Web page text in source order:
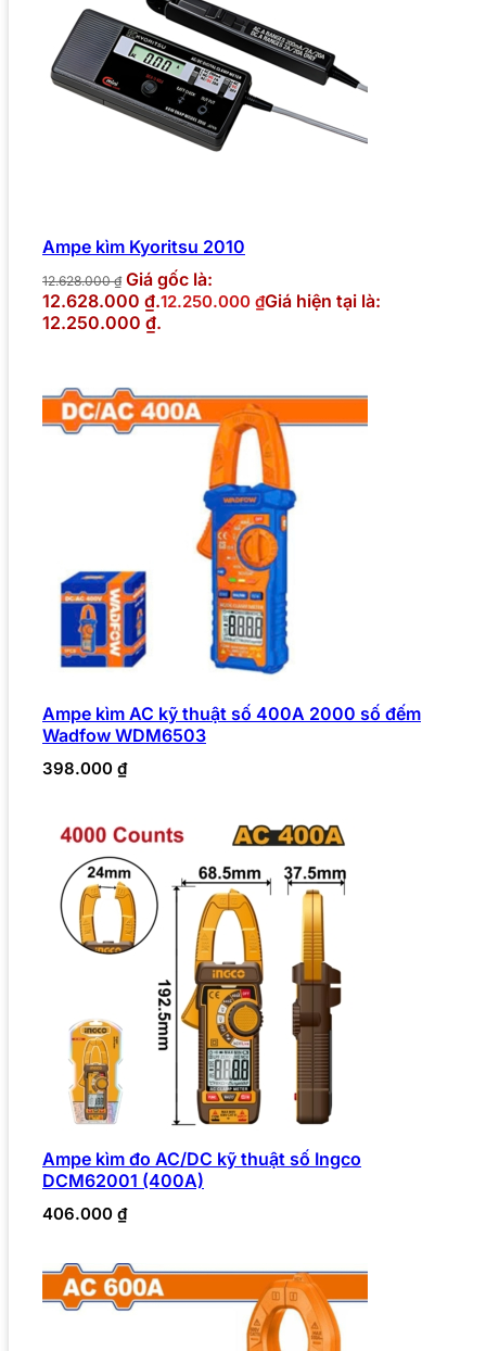
Ampe kìm Kyoritsu 2010
12.628.000₫ Giá gốc là:
12.628.000 ₫.12.250.000 ₫Giá hiện tại là:
12.250.000 ₫.
Ampe kìm AC kỹ thuật số 400A 2000 số đếm
Wadfow WDM6503
398.000 ₫
Ampe kìm đo AC/DC kỹ thuật số Ingco
DCM62001 (400A)
406.000 ₫